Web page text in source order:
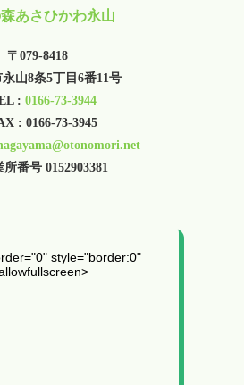
あさひかわ永山
〒079-8418
山8条5丁目6番11号
:0166-73-3944
: 0166-73-3945
所番号 0152903381
style="border:0"